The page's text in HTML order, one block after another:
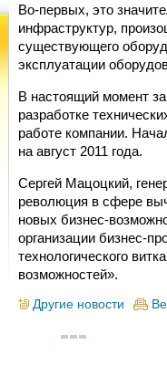
Во-первых, это
инфраструктур,
существующего
эксплуатации
В настоящий момент
разработке
работе компании.
на август 2011 года.
Сергей Мацоцкий,
революция в сфере
новых бизнес-
организации бизнес-
технологического
возможностей».
Другие новости